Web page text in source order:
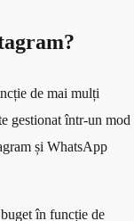
de mai mulți
gestionat într-un mod
și WhatsApp
în funcție de